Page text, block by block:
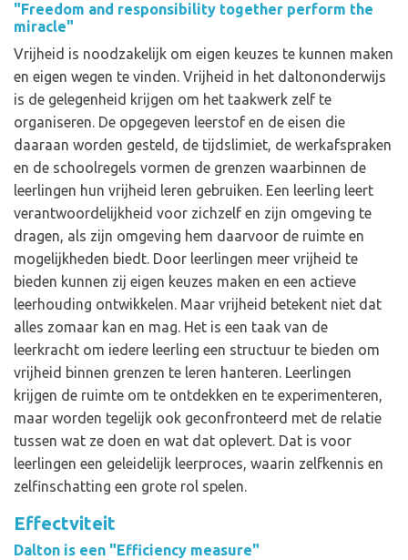
"Freedom and responsibility together perform the
miracle"
Vrijheid is noodzakelijk om eigen keuzes te kunnen maken
en eigen wegen te vinden. Vrijheid in het daltononderwijs
is de gelegenheid krijgen om het taakwerk zelf te
organiseren. De opgegeven leerstof en de eisen die
daaraan worden gesteld, de tijdslimiet, de werkafspraken
en de schoolregels vormen de grenzen waarbinnen de
leerlingen hun vrijheid leren gebruiken. Een leerling leert
verantwoordelijkheid voor zichzelf en zijn omgeving te
dragen, als zijn omgeving hem daarvoor de ruimte en
mogelijkheden biedt. Door leerlingen meer vrijheid te
bieden kunnen zij eigen keuzes maken en een actieve
leerhouding ontwikkelen. Maar vrijheid betekent niet dat
alles zomaar kan en mag. Het is een taak van de
leerkracht om iedere leerling een structuur te bieden om
vrijheid binnen grenzen te leren hanteren. Leerlingen
krijgen de ruimte om te ontdekken en te experimenteren,
maar worden tegelijk ook geconfronteerd met de relatie
tussen wat ze doen en wat dat oplevert. Dat is voor
leerlingen een geleidelijk leerproces, waarin zelfkennis en
zelfinschatting een grote rol spelen.
Effectviteit
Dalton is een "Efficiency measure"